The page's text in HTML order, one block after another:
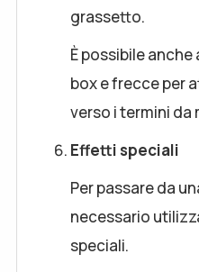
grassetto.
È possibile
box e frecce per
verso i termini da
Effetti speciali
Per passare da
necessario
speciali.